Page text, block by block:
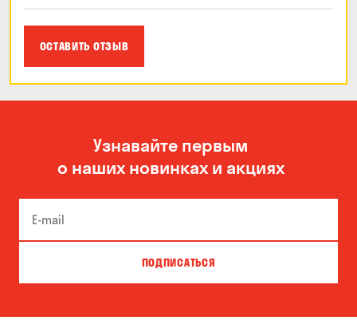
ОСТАВИТЬ ОТЗЫВ
Узнавайте первым
о наших новинках и акциях
ПОДПИСАТЬСЯ